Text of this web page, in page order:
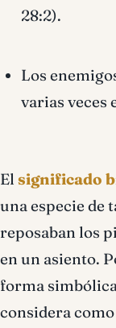
28:2).
Los
varias veces
El significado
una especie de
reposaban los
en un asiento.
forma
considera